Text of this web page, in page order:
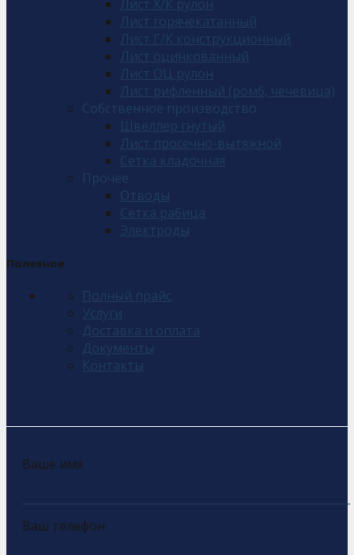
Лист Х/К рулон
Лист горячекатанный
Лист Г/К конструкционный
Лист оцинкованный
Лист ОЦ рулон
Лист рифленный (ромб, чечевица)
Собственное производство
Швеллер гнутый
Лист просечно-вытяжной
Сетка кладочная
Прочее
Отводы
Сетка рабица
Электроды
Полезное
Полный прайс
Услуги
Доставка и оплата
Документы
Контакты
Ваше имя
Ваш телефон